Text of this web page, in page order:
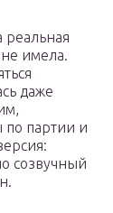
имела.
даже
партии и
созвучный